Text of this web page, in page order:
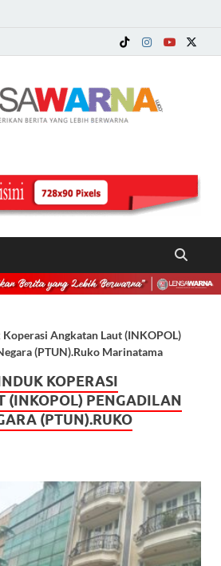
Koperasi Angkatan Laut (INKOPOL)
(PTUN).Ruko Marinatama
KOPERASI
(INKOPOL) PENGADILAN
(PTUN).RUKO